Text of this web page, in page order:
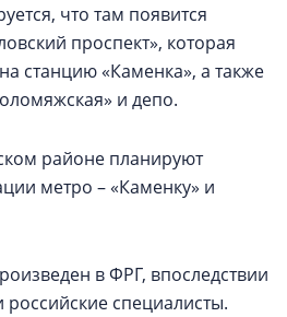
что там появится
проспект», которая
станцию «Каменка», а также
и депо.
районе планируют
метро – «Каменку» и
в ФРГ, впоследствии
российские специалисты.